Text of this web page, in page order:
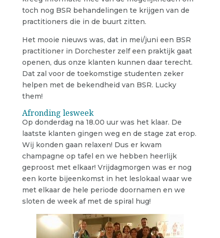
toch nog BSR behandelingen te krijgen van de
practitioners die in de buurt zitten.
Het mooie nieuws was, dat in mei/juni een BSR
practitioner in Dorchester zelf een praktijk gaat
openen, dus onze klanten kunnen daar terecht.
Dat zal voor de toekomstige studenten zeker
helpen met de bekendheid van BSR. Lucky
them!
Afronding lesweek
Op donderdag na 18.00 uur was het klaar. De
laatste klanten gingen weg en de stage zat erop.
Wij konden gaan relaxen! Dus er kwam
champagne op tafel en we hebben heerlijk
geproost met elkaar! Vrijdagmorgen was er nog
een korte bijeenkomst in het leslokaal waar we
met elkaar de hele periode doornamen en we
sloten de week af met de spiral hug!